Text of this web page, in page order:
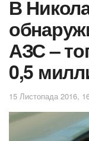
В
АЗС –
0,5
15 Листопада 2016,